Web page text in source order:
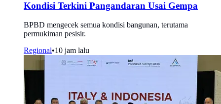
Kondisi Terkini Pangandaran Usai Gempa
BPBD mengecek semua kondisi bangunan, terutama
permukiman pesisir.
Regional•10 jam lalu